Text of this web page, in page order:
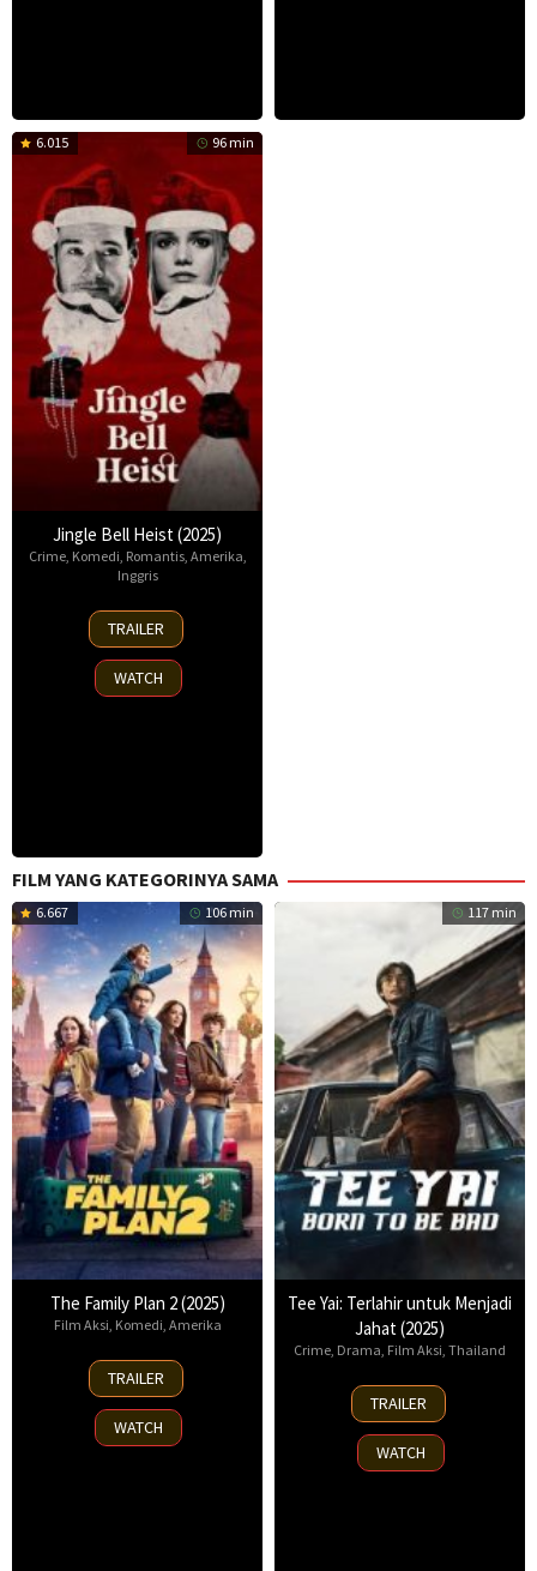
6.015 96 min
Jingle Bell Heist (2025)
Crime, Komedi Romantis, Amerika
Inggris
25
Nov
2025
TRAILER
WATCH
FILM YANG KATEGORINYA SAMA
6.667 106 min
The Family Plan 2 (2025)
Film Aksi, Komedi, Amerika
11
Nov
2025
TRAILER
WATCH
117 min
Tee Yai: Terlahir untuk Menjadi
Jahat (2025)
Crime, Drama, Film Aksi, Thailand
13
Nov
2025
TRAILER
WATCH